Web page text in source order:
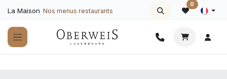
La Maison Nos menus restaurants
0